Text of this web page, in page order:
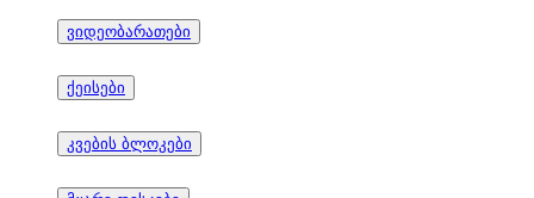
ვიდეობარათები
ქეისები
კვების ბლოკები